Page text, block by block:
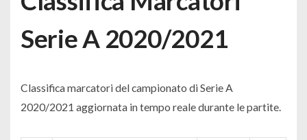
Serie A 2020/2021
Classifica marcatori del campionato di Serie A
2020/2021 aggiornata in tempo reale durante le partite.